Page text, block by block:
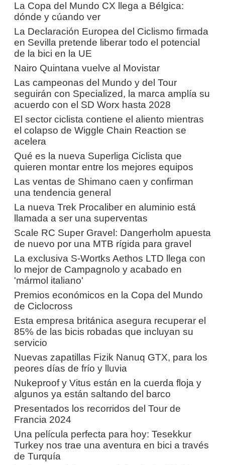
La Copa del Mundo CX llega a Bélgica:
dónde y cúando ver
La Declaración Europea del Ciclismo firmada
en Sevilla pretende liberar todo el potencial
de la bici en la UE
Nairo Quintana vuelve al Movistar
Las campeonas del Mundo y del Tour
seguirán con Specialized, la marca amplía su
acuerdo con el SD Worx hasta 2028
El sector ciclista contiene el aliento mientras
el colapso de Wiggle Chain Reaction se
acelera
Qué es la nueva Superliga Ciclista que
quieren montar entre los mejores equipos
Las ventas de Shimano caen y confirman
una tendencia general
La nueva Trek Procaliber en aluminio está
llamada a ser una superventas
Scale RC Super Gravel: Dangerholm apuesta
de nuevo por una MTB rígida para gravel
La exclusiva S-Wortks Aethos LTD llega con
lo mejor de Campagnolo y acabado en
'mármol italiano'
Premios económicos en la Copa del Mundo
de Ciclocross
Esta empresa británica asegura recuperar el
85% de las bicis robadas que incluyan su
servicio
Nuevas zapatillas Fizik Nanuq GTX, para los
peores días de frío y lluvia
Nukeproof y Vitus están en la cuerda floja y
algunos ya están saltando del barco
Presentados los recorridos del Tour de
Francia 2024
Una película perfecta para hoy: Tesekkur
Turkey nos trae una aventura en bici a través
de Turquía